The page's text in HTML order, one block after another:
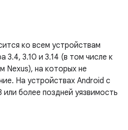
ко всем устройствам
3.4, 3.10 и 3.14 (в том числе к
Nexus), на которых не
На устройствах Android с
или более поздней уязвимость